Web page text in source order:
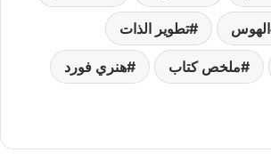
الهوس تطوير الذات
ملخص كتاب هنري فورد